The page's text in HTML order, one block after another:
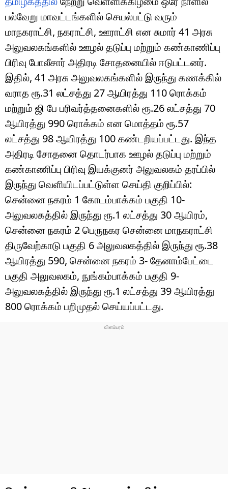
பல்வேறு மாவட்டங்களில் செயல்பட்டு வரும்
மாநகராட்சி, நகராட்சி, ஊராட்சி என சுமார் 41 அரசு
அலுவலகங்களில் ஊழல் தடுப்பு மற்றும் கண்காணிப்பு
பிரிவு போலீசார் அதிரடி சோதனையில் ஈடுபட்டனர்.
இதில், 41 அரசு அலுவலகங்களில் இருந்து கணக்கில்
வராத ரூ.31 லட்சத்து 27 ஆயிரத்து 110 ரொக்கம்
மற்றும் ஜி பே பரிவர்த்தனைகளில் ரூ.26 லட்சத்து 70
ஆயிரத்து 990 ரொக்கம் என மொத்தம் ரூ.57
லட்சத்து 98 ஆயிரத்து 100 கண்டறியப்பட்டது. இந்த
அதிரடி சோதனை தொடர்பாக ஊழல் தடுப்பு மற்றும்
கண்காணிப்பு பிரிவு இயக்குனர் அலுவலகம் தரப்பில்
இருந்து வெளியிடப்பட்டுள்ள செய்தி குறிப்பில்:
சென்னை நகரம் 1 கோடம்பாக்கம் பகுதி 10-
அலுவலகத்தில் இருந்து ரூ.1 லட்சத்து 30 ஆயிரம்,
சென்னை நகரம் 2 பெருநகர சென்னை மாநகராட்சி
திருவேற்காடு பகுதி 6 அலுவலகத்தில் இருந்து ரூ.38
ஆயிரத்து 590, சென்னை நகரம் 3- தேனாம்பேட்டை
பகுதி அலுவலகம், நுங்கம்பாக்கம் பகுதி 9-
அலுவலகத்தில் இருந்து ரூ.1 லட்சத்து 39 ஆயிரத்து
800 ரொக்கம் பறிமுதல் செய்யப்பட்டது.